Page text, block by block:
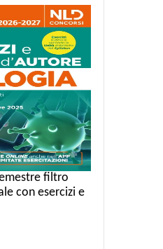
filtro
con esercizi e